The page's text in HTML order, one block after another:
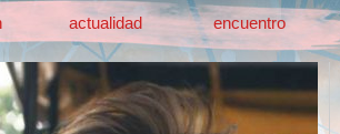
actualidad encuentro